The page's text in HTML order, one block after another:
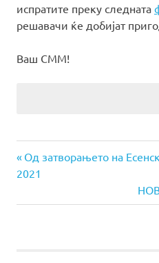
испратите преку следната
решавачи ќе добијат
Ваш СММ!
Навигација
Previous
Post:
Од затворањето на
2021